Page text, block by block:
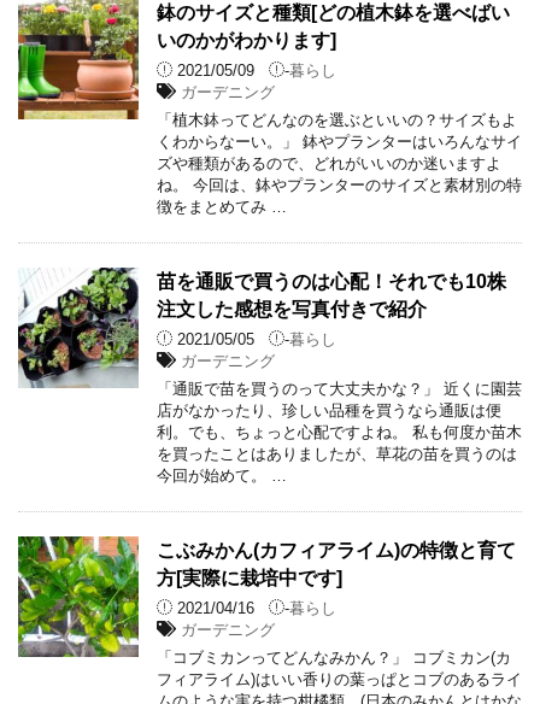
鉢のサイズと種類[どの植木鉢を選べばい
いのかがわかります]
2021/05/09 -暮らし
ガーデニング
「植木鉢ってどんなのを選ぶといいの？サイズもよ
くわからなーい。」 鉢やプランターはいろんなサイ
ズや種類があるので、どれがいいのか迷いますよ
ね。 今回は、鉢やプランターのサイズと素材別の特
徴をまとめてみ …
苗を通販で買うのは心配！それでも10株
注文した感想を写真付きで紹介
2021/05/05 -暮らし
ガーデニング
「通販で苗を買うのって大丈夫かな？」 近くに園芸
店がなかったり、珍しい品種を買うなら通販は便
利。でも、ちょっと心配ですよね。 私も何度か苗木
を買ったことはありましたが、草花の苗を買うのは
今回が始めて。 …
こぶみかん(カフィアライム)の特徴と育て
方[実際に栽培中です]
2021/04/16 -暮らし
ガーデニング
「コブミカンってどんなみかん？」 コブミカン(カ
フィアライム)はいい香りの葉っぱとコブのあるライ